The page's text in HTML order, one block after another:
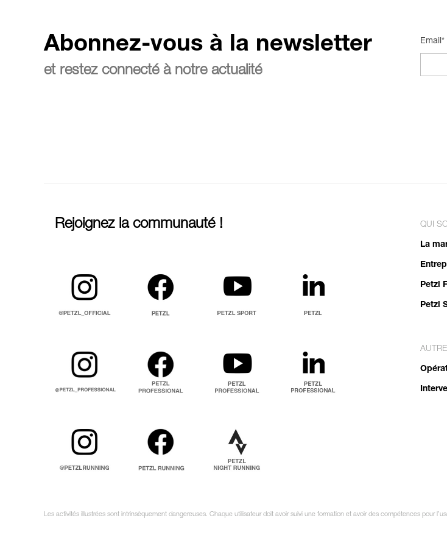
Abonnez-vous à la newsletter
et restez connecté à notre actualité
Email*
Rejoignez la communauté ! QUI
La
Petzl
Petzl
Les activités illustrées sont intrinsèquement dangereuses. Chaque utilisateur doit avoir suivi une formation et avoir des compétences pour